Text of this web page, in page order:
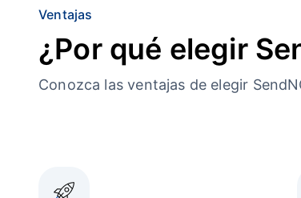
Ventajas
¿Por qué elegir
Conozca las ventajas de elegir